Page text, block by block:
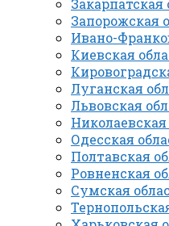
Закарпатская
Запорожская
Ивано-
Киевская
Луганская
Львовская
Николаевская
Одесская
Полтавская
Ровненская
Сумская